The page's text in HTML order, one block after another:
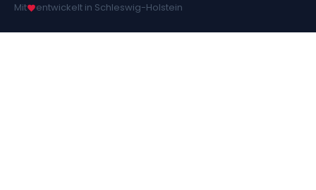
Mit
entwickelt in Schleswig-Holstein